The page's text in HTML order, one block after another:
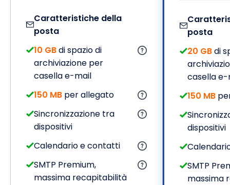
Caratteristiche della
posta
10 GBdi spazio di
archiviazione per
casella e-mail
150 MB per allegato
Sincronizzazione tra
dispositivi
Calendario e contatti
SMTP Premium,
massima recapitabilità
posta
20 GBdi
casella e-
150 MB
dispositivi
SMTP
massima